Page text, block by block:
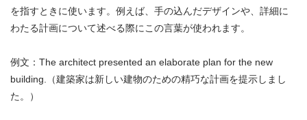
を指すときに使います。例えば、手の込んだデザインや、詳細に
わたる計画について述べる際にこの言葉が使われます。
例文：The architect presented an elaborate plan for the new
building.（建築家は新しい建物のための精巧な計画を提示しまし
た。）